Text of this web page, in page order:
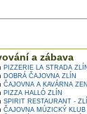
a zábava
PIZZERIE LA STRADA ZLÍN
DOBRÁ ČAJOVNA ZLÍN
ČAJOVNA A KAVÁRNA
PIZZA HALLÓ ZLÍN
SPIRIT RESTAURANT -
ČAJOVNA MÚZICKÝ KLUB